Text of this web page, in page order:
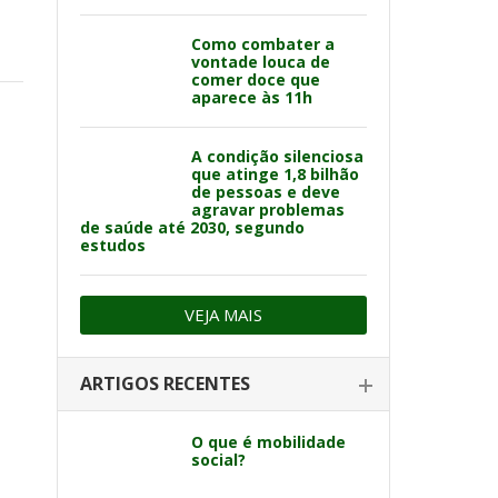
Como combater a
vontade louca de
comer doce que
aparece às 11h
A condição silenciosa
que atinge 1,8 bilhão
de pessoas e deve
agravar problemas
de saúde até 2030, segundo
estudos
VEJA MAIS
ARTIGOS RECENTES
O que é mobilidade
social?